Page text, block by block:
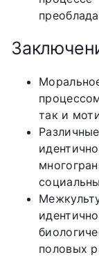
так и
половых